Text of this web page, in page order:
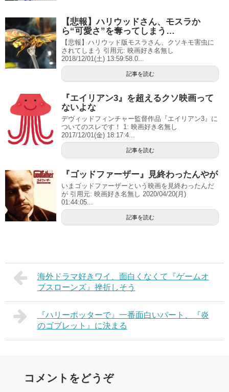
【悲報】ハリウッドさん、モスラか
ら“可愛さ”を奪ってしまう…
【悲報】ハリウッド版モスラさん、クソキモ害虫に
されてしまう 引用元: 映画好き名無し
2018/12/01(土) 13:59:58.0...
記事を読む
『エイリアン3』を超えるクソ映画って
ないよな
デヴィッドフィンチャー監督作品『エイリアン3』に
ついてのスレです！ 1: 映画好き名無し
2017/12/01(金) 18:17:4...
記事を読む
『ゴッドファーザー』見終わったんやが
いまゴッドファーザーという映画を見終わったんだ
が 引用元: 映画好き名無し 2020/04/20(月)
01:44:05...
記事を読む
海外ドラマ好きワイ、面白くなくて『ゲームオ
ブスローンズ』挫折しそう
『ハリーポッターで』一番面白いパート、『炎
のゴブレット』に決まる
コメントをどうぞ